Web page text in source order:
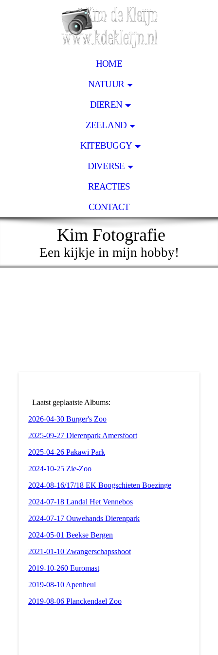
HOME
NATUUR
DIEREN
ZEELAND
KITEBUGGY
DIVERSE
REACTIES
CONTACT
Kim Fotografie
Een kijkje in mijn hobby!
Laatst geplaatste Albums:
2026-04-30 Burger's Zoo
2025-09-27 Dierenpark Amersfoort
2025-04-26 Pakawi Park
2024-10-25 Zie-Zoo
2024-08-16/17/18 EK Boogschieten Boezinge
2024-07-18 Landal Het Vennebos
2024-07-17 Ouwehands Dierenpark
2024-05-01 Beekse Bergen
2021-01-10 Zwangerschapsshoot
2019-10-260 Euromast
2019-08-10 Apenheul
2019-08-06 Planckendael Zoo